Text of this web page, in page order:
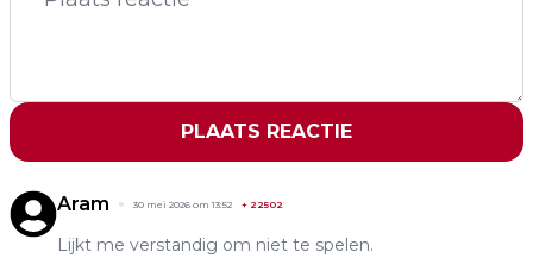
PLAATS REACTIE
Aram 30 mei 2026 om 13:52 + 22502
Lijkt me verstandig om niet te spelen.